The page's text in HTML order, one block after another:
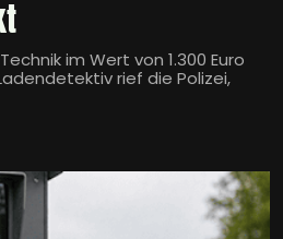
im Wert von 1.300 Euro
rief die Polizei,